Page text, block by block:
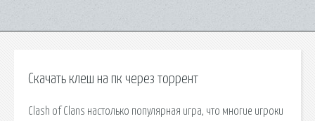
Скачать клеш на пк через торрент
Clash of Clans настолько популярная игра, что многие игроки